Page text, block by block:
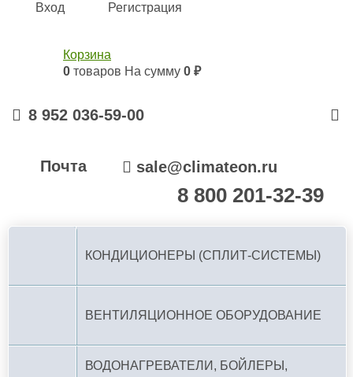
Вход Регистрация
Корзина
0 товаров На сумму 0 ₽
8 952 036-59-00
Почта sale@climateon.ru
8 800 201-32-39
КОНДИЦИОНЕРЫ (СПЛИТ-СИСТЕМЫ)
ВЕНТИЛЯЦИОННОЕ ОБОРУДОВАНИЕ
ВОДОНАГРЕВАТЕЛИ, БОЙЛЕРЫ,